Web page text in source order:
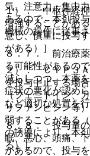
１）． 中枢神経抑
増強することがあ
意し、慎重に投与
がある）］。
２）． ＣＹＰ３Ａ
を投与中止する場
（フェニトイン、
リファンピシン等
弱することがある
の誘導により、本
る）］。
気、注意力・集中
あるので、本剤投
機械の操作に従事
８．７． 前治療薬
る可能性があるの
減らしつつ、本薬
症状の悪化が認め
など適切な処置を行
８．８． 投与量の
眠、悪心、頭痛、
があるので、投与